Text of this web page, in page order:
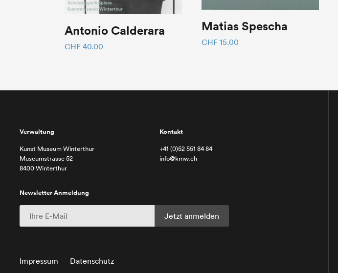
Antonio Calderara
CHF 40.00
Matias Spescha
CHF 15.00
Verwaltung
Kunst Museum Winterthur
Museumstrasse 52
8400 Winterthur
Kontakt
+41 (0)52 551 84 84
info@kmw.ch
Newsletter Anmeldung
Impressum Datenschutz